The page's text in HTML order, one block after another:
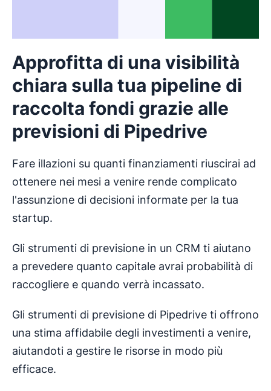
Approfitta di una visibilità
chiara sulla tua pipeline di
raccolta fondi grazie alle
previsioni di Pipedrive
Fare illazioni su quanti finanziamenti riuscirai ad
ottenere nei mesi a venire rende complicato
l'assunzione di decisioni informate per la tua
startup.
Gli strumenti di previsione in un CRM ti aiutano
a prevedere quanto capitale avrai probabilità di
raccogliere e quando verrà incassato.
Gli strumenti di previsione di Pipedrive ti offrono
una stima affidabile degli investimenti a venire,
aiutandoti a gestire le risorse in modo più
efficace.